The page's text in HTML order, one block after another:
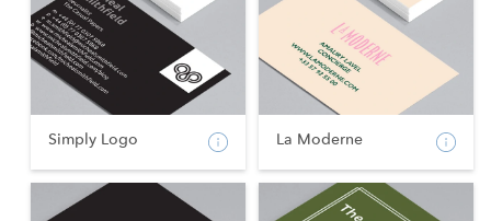
Simply Logo La Moderne